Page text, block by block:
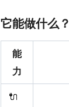
它能做什么？
能
力
🔌